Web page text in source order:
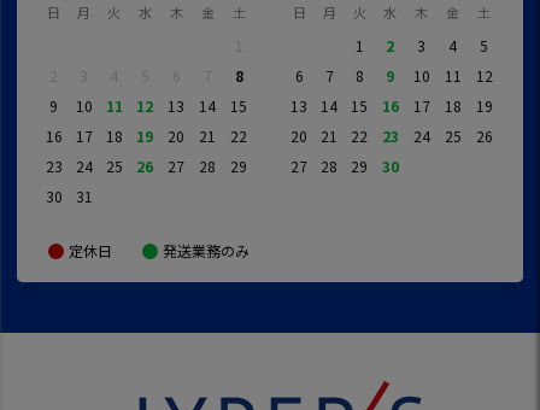
日 月 火 水 木 金 土
1
2
3 4 5 6 7
8
9
10 11 12 13 14
15
16
17 18 19 20 21
22
23
24 25 26 27 28
29
30
31
日 月 火 水 木 金 土
1 2 3 4
5
6
7 8 9 10 11
12
13
14 15 16 17 18
19
20
21 22 23 24 25
26
27
28 29 30
定休日 発送業務のみ